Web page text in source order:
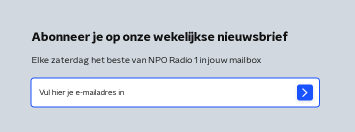
Abonneer je op onze wekelijkse nieuwsbrief
Elke zaterdag het beste van NPO Radio 1 in jouw mailbox